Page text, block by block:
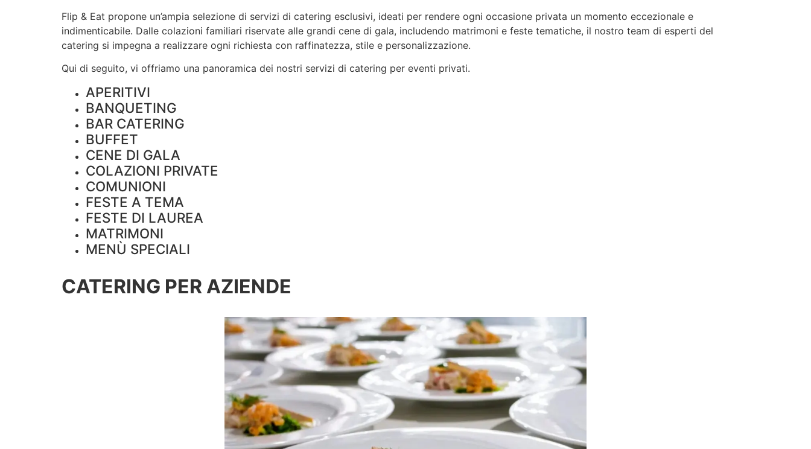
Flip & Eat propone un’ampia selezione di servizi di catering esclusivi, ideati per rendere ogni occasione privata un momento eccezionale e
indimenticabile. Dalle colazioni familiari riservate alle grandi cene di gala, includendo matrimoni e feste tematiche, il nostro team di esperti del
catering si impegna a realizzare ogni richiesta con raffinatezza, stile e personalizzazione.
Qui di seguito, vi offriamo una panoramica dei nostri servizi di catering per eventi privati.
APERITIVI
BANQUETING
BAR CATERING
BUFFET
CENE DI GALA
COLAZIONI PRIVATE
COMUNIONI
FESTE A TEMA
FESTE DI LAUREA
MATRIMONI
MENÙ SPECIALI
CATERING PER AZIENDE